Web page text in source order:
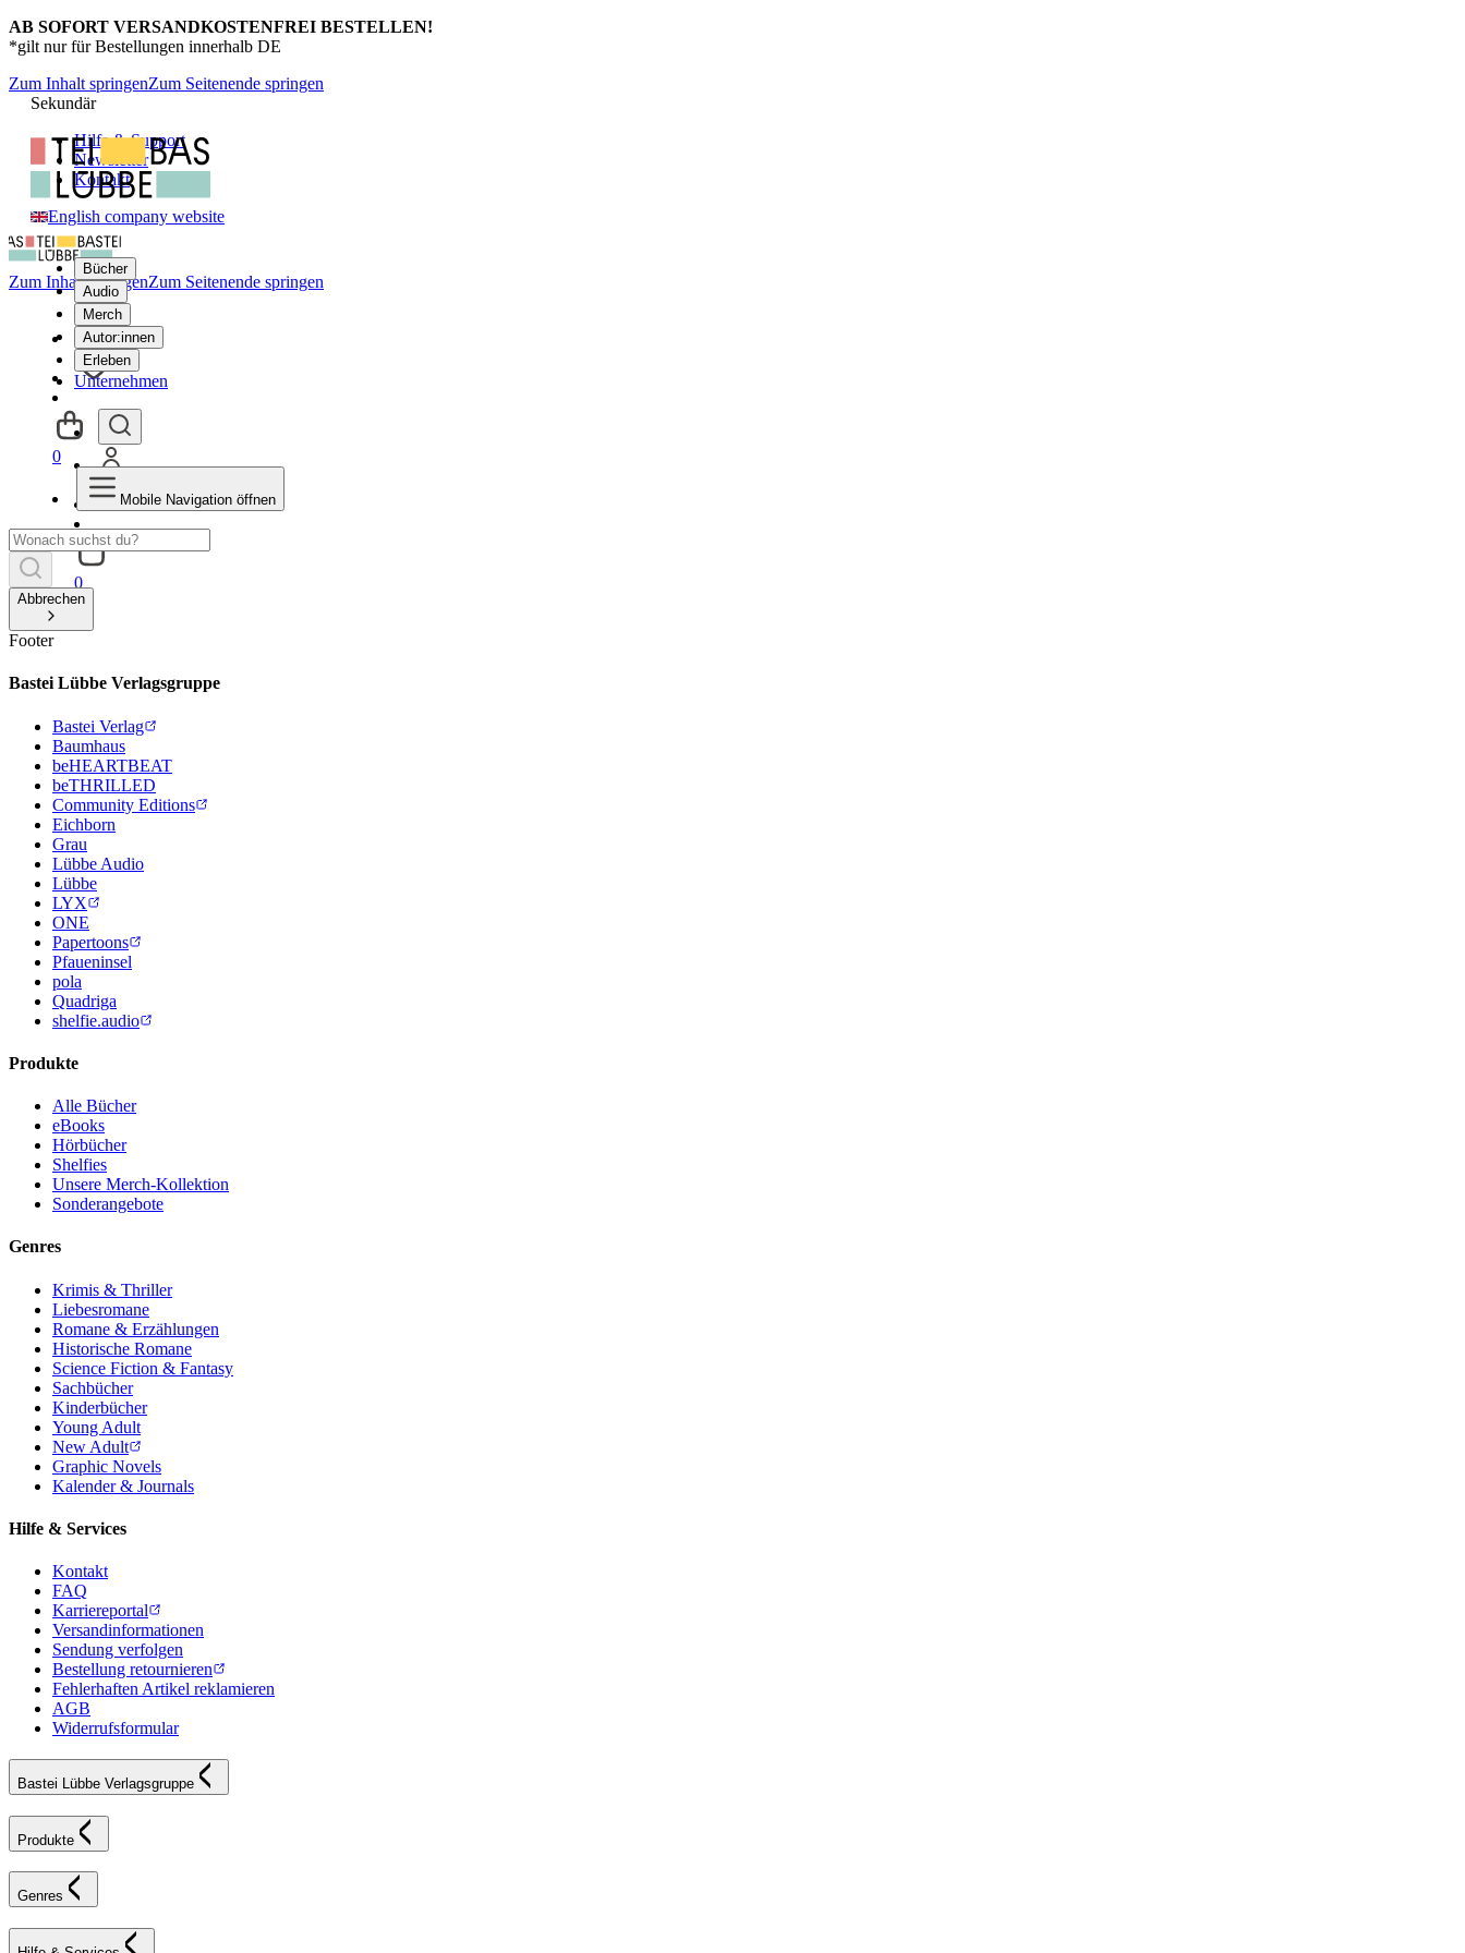
AB SOFORT VERSANDKOSTENFREI BESTELLEN!
*gilt nur für Bestellungen innerhalb DE
Zum Inhalt springenZum Seitenende springen
Sekundär
Hilfe & Support
Newsletter
Kontakt
English company website
Bücher
Audio
Merch
Autor:innen
Erleben
Unternehmen
0
Zum Inhalt springenZum Seitenende springen
0
Mobile Navigation öffnen
Abbrechen
Footer
Bastei Lübbe Verlagsgruppe
Bastei Verlag
Baumhaus
beHEARTBEAT
beTHRILLED
Community Editions
Eichborn
Grau
Lübbe Audio
Lübbe
LYX
ONE
Papertoons
Pfaueninsel
pola
Quadriga
shelfie.audio
Produkte
Alle Bücher
eBooks
Hörbücher
Shelfies
Unsere Merch-Kollektion
Sonderangebote
Genres
Krimis & Thriller
Liebesromane
Romane & Erzählungen
Historische Romane
Science Fiction & Fantasy
Sachbücher
Kinderbücher
Young Adult
New Adult
Graphic Novels
Kalender & Journals
Hilfe & Services
Kontakt
FAQ
Karriereportal
Versandinformationen
Sendung verfolgen
Bestellung retournieren
Fehlerhaften Artikel reklamieren
AGB
Widerrufsformular
Bastei Lübbe Verlagsgruppe
Produkte
Genres